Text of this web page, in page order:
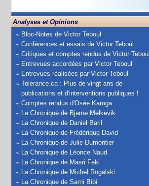
Analyses et Opinions
Bloc-Notes de Victor Teboul
Conférences et essais de Victor Teboul
Critiques et comptes rendus de Victor Teboul
Entrevues accordées par Victor Teboul
Entrevues réalisées par Victor Teboul
Tolerance.ca : Plus de vingt ans de
publications et d'interventions publiques !
Comptes rendus d'Osée Kamga
La Chronique de Bjarne Melkevik
La Chronique de Daniel Baril
La Chronique de Frédérique David
La Chronique de Julie Dumontier
La Chronique de Léonce Naud
La Chronique de Masri Feki
La Chronique de Michel Rogalski
La Chronique de Sami Bibi